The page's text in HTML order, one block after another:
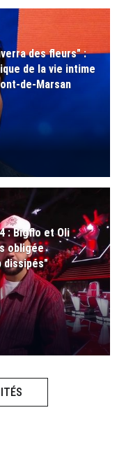
des fleurs" :
de la vie intime
de-Marsan
: Bigflo et Oli
obligée
dissipés"